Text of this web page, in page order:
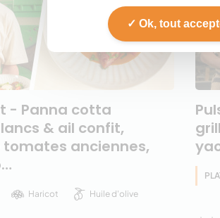
Ok, tout
- Panna cotta
& ail confit,
anciennes,
Haricot Huile d'olive